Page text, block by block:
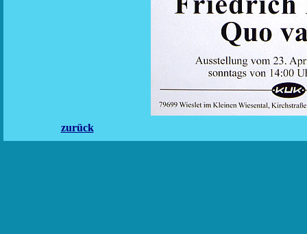
zurück